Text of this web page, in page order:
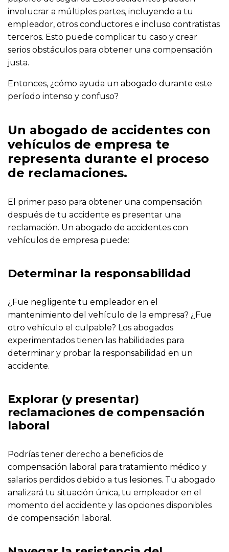
involucrar a múltiples partes, incluyendo a tu
empleador, otros conductores e incluso contratistas
terceros. Esto puede complicar tu caso y crear
serios obstáculos para obtener una compensación
justa.
Entonces, ¿cómo ayuda un abogado durante este
período intenso y confuso?
Un abogado de accidentes con
vehículos de empresa te
representa durante el proceso
de reclamaciones.
El primer paso para obtener una compensación
después de tu accidente es presentar una
reclamación. Un abogado de accidentes con
vehículos de empresa puede:
Determinar la responsabilidad
¿Fue negligente tu empleador en el
mantenimiento del vehículo de la empresa? ¿Fue
otro vehículo el culpable? Los abogados
experimentados tienen las habilidades para
determinar y probar la responsabilidad en un
accidente.
Explorar (y presentar)
reclamaciones de compensación
laboral
Podrías tener derecho a beneficios de
compensación laboral para tratamiento médico y
salarios perdidos debido a tus lesiones. Tu abogado
analizará tu situación única, tu empleador en el
momento del accidente y las opciones disponibles
de compensación laboral.